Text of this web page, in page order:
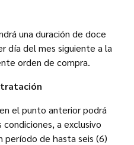
una duración de doce
día del mes siguiente a la
orden de compra.
el punto anterior podrá
a exclusivo
período de hasta seis (6)